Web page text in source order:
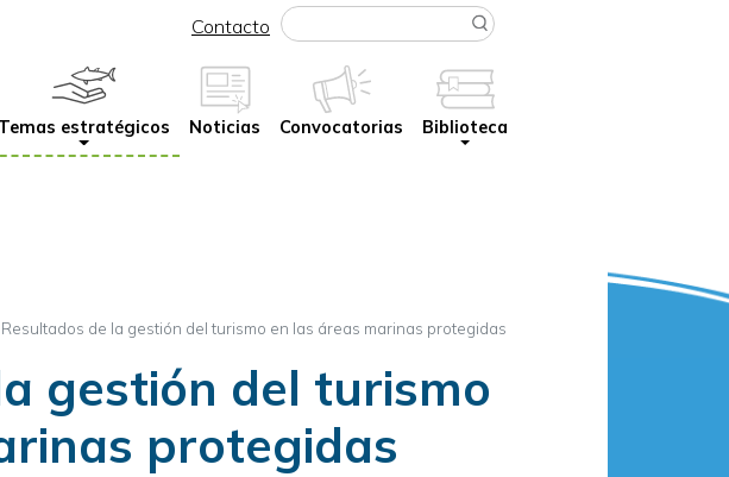
Contacto
Temas estratégicos Noticias Convocatorias Biblioteca
Resultados de la gestión del turismo en las áreas marinas protegidas
gestión del turismo
protegidas